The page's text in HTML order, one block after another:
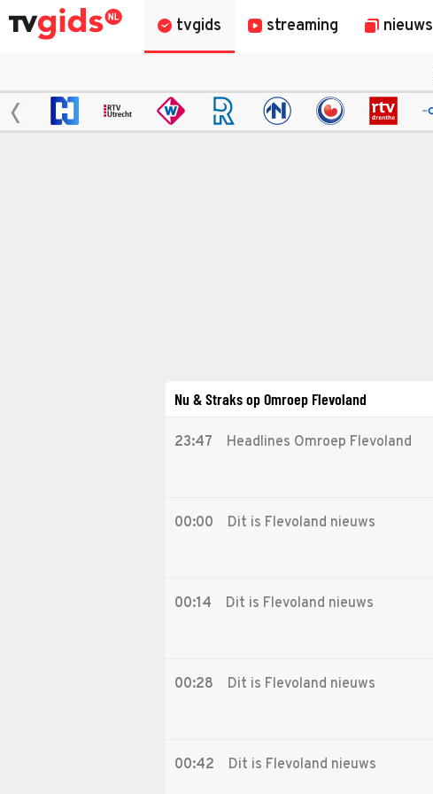
tvgids streaming nieuws
Nu & Straks op Omroep Flevoland
23:47 Headlines Omroep Flevoland
00:00 Dit is Flevoland nieuws
00:14 Dit is Flevoland nieuws
00:28 Dit is Flevoland nieuws
00:42 Dit is Flevoland nieuws